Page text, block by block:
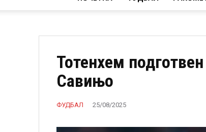
Тотенхем
Савињо
ФУДБАЛ 25/08/2025